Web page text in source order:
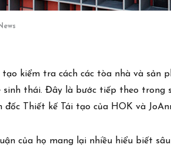
tạo kiểm tra cách các tòa nhà và sản
sinh thái. Đây là bước tiếp theo trong
đốc Thiết kế Tái tạo của HOK và
của họ mang lại nhiều hiểu biết